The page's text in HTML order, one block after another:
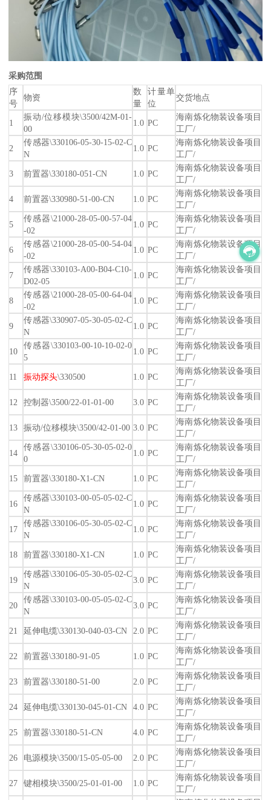
采购范围
序
号
物资
数
量
计量单
位
交货地点
1
振动/位移模块\3500/42M-01-
00
1.0 PC
海南炼化物装设备项目
工厂/
2
传感器\330106-05-30-15-02-C
N
1.0 PC
海南炼化物装设备项目
工厂/
3
前置器\330180-051-CN 1.0 PC
海南炼化物装设备项目
工厂/
4
前置器\330980-51-00-CN 1.0 PC
海南炼化物装设备项目
工厂/
5
传感器\21000-28-05-00-57-04
-02
1.0 PC
海南炼化物装设备项目
工厂/
6
传感器\21000-28-05-00-54-04
-02
1.0 PC
海南炼化物装设备项目
工厂/
7
传感器\330103-A00-B04-C10-
D02-05
1.0 PC
海南炼化物装设备项目
工厂/
8
传感器\21000-28-05-00-64-04
-02
1.0 PC
海南炼化物装设备项目
工厂/
9
传感器\330907-05-30-05-02-C
N
1.0 PC
海南炼化物装设备项目
工厂/
10
传感器\330103-00-10-10-02-0
5
1.0 PC
海南炼化物装设备项目
工厂/
11
振动探头\330500 1.0 PC
海南炼化物装设备项目
工厂/
12
控制器\3500/22-01-01-00 3.0 PC
海南炼化物装设备项目
工厂/
13
振动/位移模块\3500/42-01-00 3.0 PC
海南炼化物装设备项目
工厂/
14
传感器\330106-05-30-05-02-0
0
1.0 PC
海南炼化物装设备项目
工厂/
15
前置器\330180-X1-CN 1.0 PC
海南炼化物装设备项目
工厂/
16
传感器\330103-00-05-05-02-C
N
1.0 PC
海南炼化物装设备项目
工厂/
17
传感器\330106-05-30-05-02-C
N
1.0 PC
海南炼化物装设备项目
工厂/
18
前置器\330180-X1-CN 1.0 PC
海南炼化物装设备项目
工厂/
19
传感器\330106-05-30-05-02-C
N
3.0 PC
海南炼化物装设备项目
工厂/
20
传感器\330103-00-05-05-02-C
N
3.0 PC
海南炼化物装设备项目
工厂/
21
延伸电缆\330130-040-03-CN 2.0 PC
海南炼化物装设备项目
工厂/
22
前置器\330180-91-05 1.0 PC
海南炼化物装设备项目
工厂/
23
前置器\330180-51-00 2.0 PC
海南炼化物装设备项目
工厂/
24
延伸电缆\330130-045-01-CN 4.0 PC
海南炼化物装设备项目
工厂/
25
前置器\330180-51-CN 4.0 PC
海南炼化物装设备项目
工厂/
26
电源模块\3500/15-05-05-00 2.0 PC
海南炼化物装设备项目
工厂/
27
键相模块\3500/25-01-01-00 1.0 PC
海南炼化物装设备项目
工厂/